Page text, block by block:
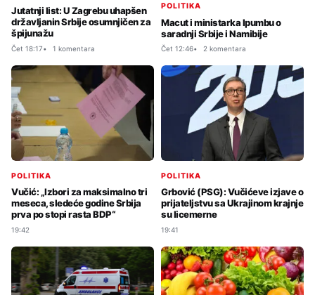
Jutatnji list: U Zagrebu uhapšen
državljanin Srbije osumnjičen za
špijunažu
Čet 18:17 1 komentara
POLITIKA
Macut i ministarka Ipumbu o
saradnji Srbije i Namibije
Čet 12:46 2 komentara
POLITIKA
Vučić: „Izbori za maksimalno tri
meseca, sledeće godine Srbija
prva po stopi rasta BDP“
19:42
POLITIKA
Grbović (PSG): Vučićeve izjave o
prijateljstvu sa Ukrajinom krajnje
su licemerne
19:41